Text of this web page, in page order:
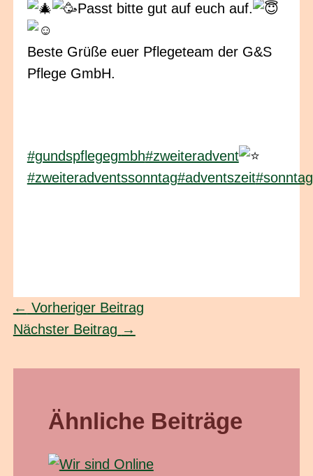
Passt bitte gut auf euch auf.
Beste Grüße euer Pflegeteam der G&S
Pflege GmbH.
#gundspflegegmbh#zweiteradvent
#zweiteradventssonntag#adventszeit
← Vorheriger Beitrag
Nächster Beitrag →
Ähnliche Beiträge